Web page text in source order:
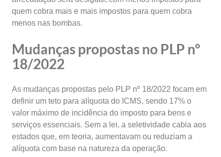
quem cobra mais e mais impostos para quem cobra
menos nas bombas.
Mudanças propostas no PLP nº
18/2022
As mudanças propostas pelo PLP nº 18/2022 focam em
definir um teto para alíquota do ICMS, sendo 17% o
valor máximo de incidência do imposto para bens e
serviços essenciais. Sem a lei, a seletividade cabia aos
estados que, em teoria, aumentavam ou reduziam a
alíquota com base na natureza da operação.